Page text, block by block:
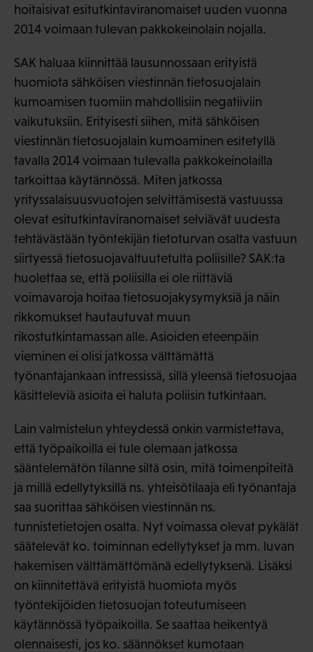
hoitaisivat esitutkintaviranomaiset uuden vuonna
2014 voimaan tulevan pakkokeinolain nojalla.
SAK haluaa kiinnittää lausunnossaan erityistä
huomiota sähköisen viestinnän tietosuojalain
kumoamisen tuomiin mahdollisiin negatiiviin
vaikutuksiin. Erityisesti siihen, mitä sähköisen
viestinnän tietosuojalain kumoaminen esitetyllä
tavalla 2014 voimaan tulevalla pakkokeinolailla
tarkoittaa käytännössä. Miten jatkossa
yrityssalaisuusvuotojen selvittämisestä vastuussa
olevat esitutkintaviranomaiset selviävät uudesta
tehtävästään työntekijän tietoturvan osalta vastuun
siirtyessä tietosuojavaltuutetulta poliisille? SAK:ta
huolettaa se, että poliisilla ei ole riittäviä
voimavaroja hoitaa tietosuojakysymyksiä ja näin
rikkomukset hautautuvat muun
rikostutkintamassan alle. Asioiden eteenpäin
vieminen ei olisi jatkossa välttämättä
työnantajankaan intressissä, sillä yleensä tietosuojaa
käsitteleviä asioita ei haluta poliisin tutkintaan.
Lain valmistelun yhteydessä onkin varmistettava,
että työpaikoilla ei tule olemaan jatkossa
sääntelemätön tilanne siltä osin, mitä toimenpiteitä
ja millä edellytyksillä ns. yhteisötilaaja eli työnantaja
saa suorittaa sähköisen viestinnän ns.
tunnistetietojen osalta. Nyt voimassa olevat pykälät
säätelevät ko. toiminnan edellytykset ja mm. luvan
hakemisen välttämättömänä edellytyksenä. Lisäksi
on kiinnitettävä erityistä huomiota myös
työntekijöiden tietosuojan toteutumiseen
käytännössä työpaikoilla. Se saattaa heikentyä
olennaisesti, jos ko. säännökset kumotaan